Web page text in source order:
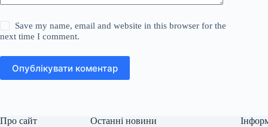
Save my name, email and website in this browser for the
next time I comment.
Опублікувати коментар
Про сайт Останні новини